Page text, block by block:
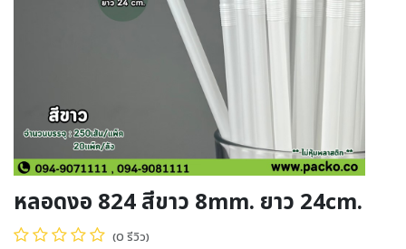
หลอดงอ 824 สีขาว 8mm. ยาว 24cm.
(0 รีวิว)